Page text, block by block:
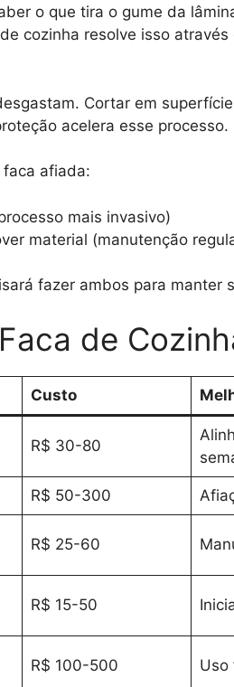
o que tira o gume da
cozinha resolve isso
Cortar em
acelera esse processo.
afiada:
mais invasivo)
material (manutenção
fazer ambos para manter
de
Custo
R$ 30-80
R$ 50-300
R$ 25-60
R$ 15-50
R$ 100-500 Uso